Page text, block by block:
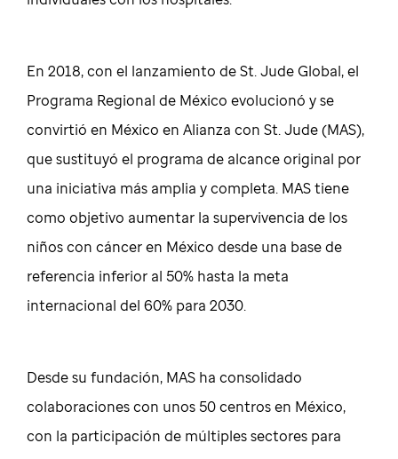
En 2018, con el lanzamiento de St. Jude Global, el
Programa Regional de México evolucionó y se
convirtió en México en Alianza con St. Jude (MAS),
que sustituyó el programa de alcance original por
una iniciativa más amplia y completa. MAS tiene
como objetivo aumentar la supervivencia de los
niños con cáncer en México desde una base de
referencia inferior al 50% hasta la meta
internacional del 60% para 2030.
Desde su fundación, MAS ha consolidado
colaboraciones con unos 50 centros en México,
con la participación de múltiples sectores para